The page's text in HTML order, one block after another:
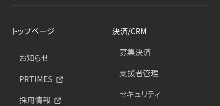
トップページ
お知らせ
PRTIMES
採用情報
決済/CRM
募集決済
支援者管理
セキュリティ